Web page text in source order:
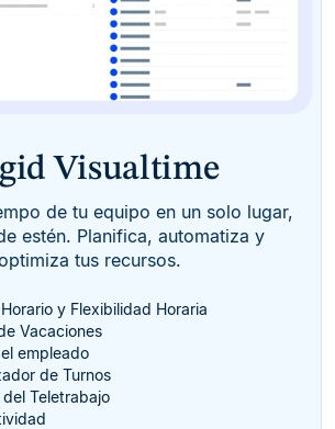
Visualtime
de tu equipo en un solo lugar,
estén. Planifica, automatiza y
tus recursos.
y Flexibilidad Horaria
Vacaciones
empleado
de Turnos
del Teletrabajo